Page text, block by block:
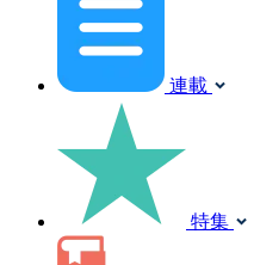
連載
特集